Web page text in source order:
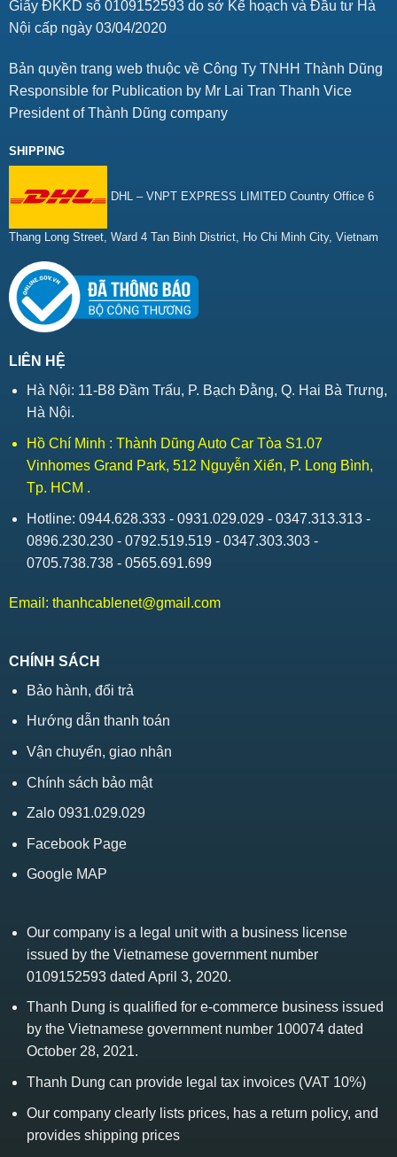
Giấy ĐKKD số 0109152593 do sở Kế hoạch và Đầu tư Hà
Nội cấp ngày 03/04/2020
Bản quyền trang web thuộc về Công Ty TNHH Thành Dũng
Responsible for Publication by Mr Lai Tran Thanh Vice
President of Thành Dũng company
SHIPPING
DHL – VNPT EXPRESS LIMITED Country Office 6
Thang Long Street, Ward 4 Tan Binh District, Ho Chi Minh City, Vietnam
LIÊN HỆ
Hà Nội: 11-B8 Đầm Trấu, P. Bạch Đằng, Q. Hai Bà Trưng,
Hà Nội.
Hồ Chí Minh : Thành Dũng Auto Car Tòa S1.07
Vinhomes Grand Park, 512 Nguyễn Xiển, P. Long Bình,
Tp. HCM .
Hotline: 0944.628.333 - 0931.029.029 - 0347.313.313 -
0896.230.230 - 0792.519.519 - 0347.303.303 -
0705.738.738 - 0565.691.699
Email: thanhcablenet@gmail.com
CHÍNH SÁCH
Bảo hành, đổi trả
Hướng dẫn thanh toán
Vận chuyển, giao nhận
Chính sách bảo mật
Zalo 0931.029.029
Facebook Page
Google MAP
Our company is a legal unit with a business license
issued by the Vietnamese government number
0109152593 dated April 3, 2020.
Thanh Dung is qualified for e-commerce business issued
by the Vietnamese government number 100074 dated
October 28, 2021.
Thanh Dung can provide legal tax invoices (VAT 10%)
Our company clearly lists prices, has a return policy, and
provides shipping prices